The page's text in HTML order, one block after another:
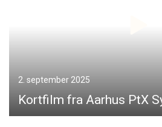
2. september 2025
Kortfilm fra Aarhus PtX